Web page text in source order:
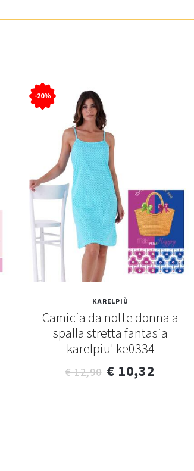
-20%
KARELPIÙ
Camicia da notte donna a
spalla stretta fantasia
karelpiu' ke0334
€ 12,90 € 10,32